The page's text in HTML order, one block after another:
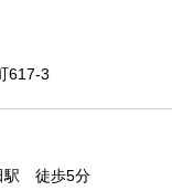
617-3
駅 徒歩5分